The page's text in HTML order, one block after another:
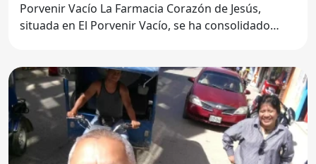
Porvenir Vacío La Farmacia Corazón de Jesús,
situada en El Porvenir Vacío, se ha consolidado